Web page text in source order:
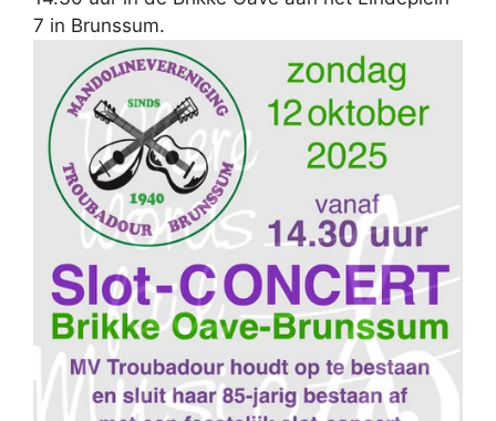
7 in Brunssum.